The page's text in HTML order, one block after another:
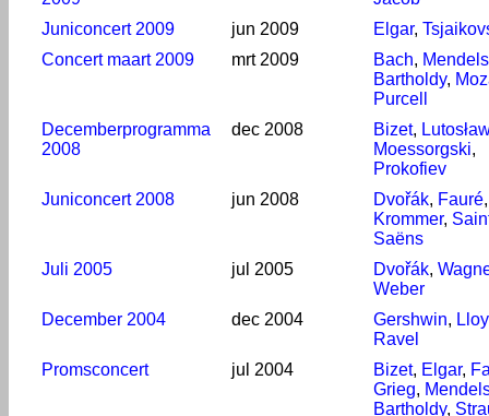
Juniconcert 2009
jun 2009 Elgar,
Concert maart 2009
mrt 2009 Bach,
Bartholdy,
Purcell
Decemberprogramma
2008
dec 2008 Bizet,
Moessorgski,
Prokofiev
Juniconcert 2008
jun 2008 Dvořák, Fauré,
Krommer,
Saëns
Juli 2005
jul 2005 Dvořák,
Weber
December 2004
dec 2004 Gershwin,
Ravel
Promsconcert
jul 2004 Bizet, Elgar,
Grieg,
Bartholdy,